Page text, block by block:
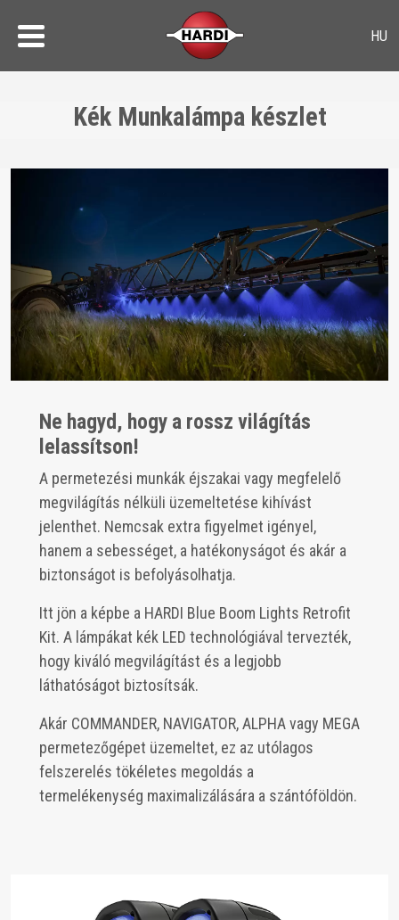
Kék Munkalámpa készlet
Ne hagyd, hogy a rossz világítás
lelassítson!
A permetezési munkák éjszakai vagy megfelelő
megvilágítás nélküli üzemeltetése kihívást
jelenthet. Nemcsak extra figyelmet igényel,
hanem a sebességet, a hatékonyságot és akár a
biztonságot is befolyásolhatja.
Itt jön a képbe a HARDI Blue Boom Lights Retrofit
Kit. A lámpákat kék LED technológiával tervezték,
hogy kiváló megvilágítást és a legjobb
láthatóságot biztosítsák.
Akár COMMANDER, NAVIGATOR, ALPHA vagy MEGA
permetezőgépet üzemeltet, ez az utólagos
felszerelés tökéletes megoldás a
termelékenység maximalizálására a szántóföldön.